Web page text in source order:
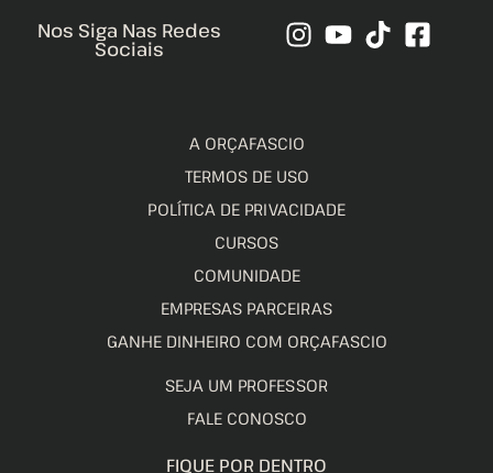
Nos Siga Nas Redes
Sociais
A ORÇAFASCIO
TERMOS DE USO
POLÍTICA DE PRIVACIDADE
CURSOS
COMUNIDADE
EMPRESAS PARCEIRAS
GANHE DINHEIRO COM ORÇAFASCIO
SEJA UM PROFESSOR
FALE CONOSCO
FIQUE POR DENTRO